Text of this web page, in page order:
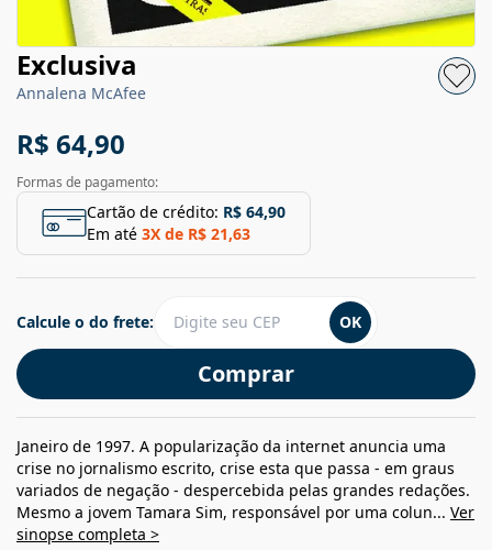
Exclusiva
Annalena McAfee
R$ 64,90
Formas de pagamento:
Cartão de crédito: R$ 64,90
Em até 3X de R$ 21,63
Comprar
Calcule o do frete: OK
Janeiro de 1997. A popularização da internet anuncia uma
crise no jornalismo escrito, crise esta que passa - em graus
variados de negação - despercebida pelas grandes redações.
Mesmo a jovem Tamara Sim, responsável por uma colun... Ver
sinopse completa >